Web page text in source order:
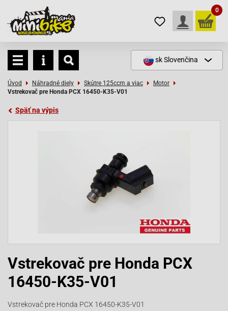
0
skSlovenčina
Úvod Náhradné diely Skútre 125ccm a viac
Motor
Vstrekovač pre Honda PCX 16450-K35-V01
Späť na výpis
Vstrekovač pre Honda PCX
16450-K35-V01
Vstrekovač pre Honda PCX 16450-K35-V01